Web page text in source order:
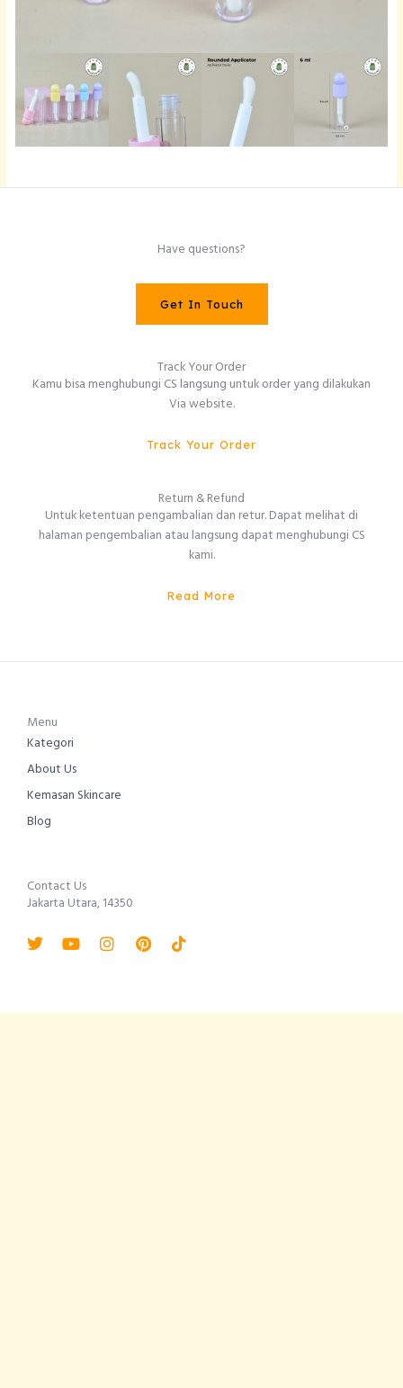
Have questions?
Get In Touch
Track Your Order
Kamu bisa menghubungi CS langsung untuk order yang dilakukan
Via website.
Track Your Order
Return & Refund
Untuk ketentuan pengambalian dan retur. Dapat melihat di
halaman pengembalian atau langsung dapat menghubungi CS
kami.
Read More
Menu
Kategori
About Us
Kemasan Skincare
Blog
Contact Us
Jakarta Utara, 14350
TwitterYoutubeInstagram
PinterestTiktok